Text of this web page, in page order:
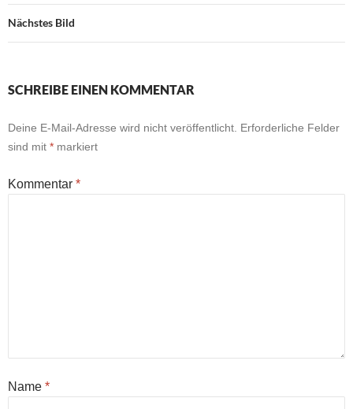
Nächstes Bild
SCHREIBE EINEN KOMMENTAR
Deine E-Mail-Adresse wird nicht veröffentlicht. Erforderliche Felder
sind mit * markiert
Kommentar *
Name *